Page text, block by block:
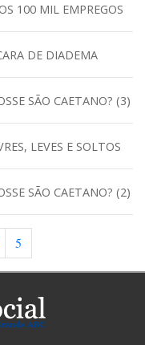
100 MIL EMPREGOS
DE DIADEMA
SÃO CAETANO? (3)
LEVES E SOLTOS
SÃO CAETANO? (2)
5